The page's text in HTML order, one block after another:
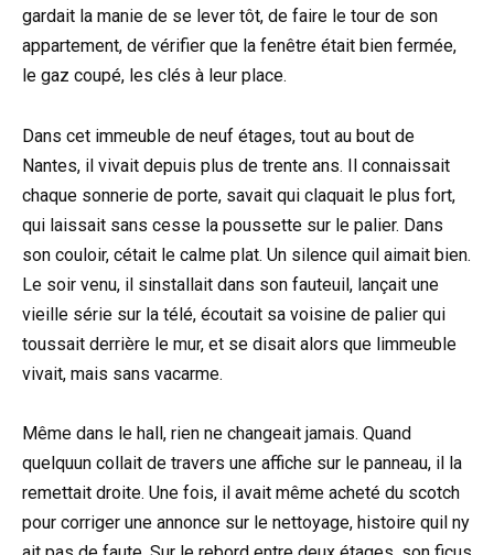
gardait la manie de se lever tôt, de faire le tour de son
appartement, de vérifier que la fenêtre était bien fermée,
le gaz coupé, les clés à leur place.
Dans cet immeuble de neuf étages, tout au bout de
Nantes, il vivait depuis plus de trente ans. Il connaissait
chaque sonnerie de porte, savait qui claquait le plus fort,
qui laissait sans cesse la poussette sur le palier. Dans
son couloir, cétait le calme plat. Un silence quil aimait bien.
Le soir venu, il sinstallait dans son fauteuil, lançait une
vieille série sur la télé, écoutait sa voisine de palier qui
toussait derrière le mur, et se disait alors que limmeuble
vivait, mais sans vacarme.
Même dans le hall, rien ne changeait jamais. Quand
quelquun collait de travers une affiche sur le panneau, il la
remettait droite. Une fois, il avait même acheté du scotch
pour corriger une annonce sur le nettoyage, histoire quil ny